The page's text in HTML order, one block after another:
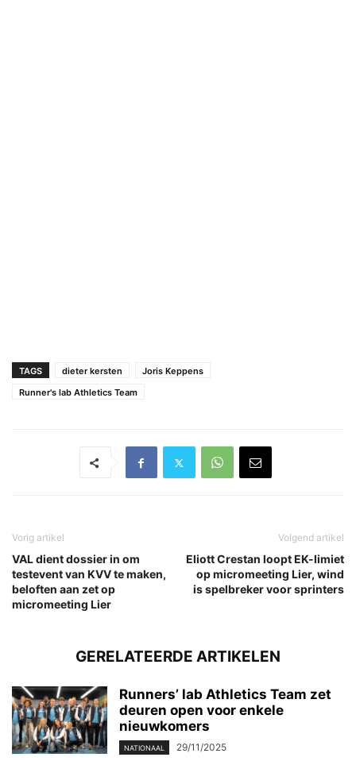
TAGS dieter kersten
Joris Keppens
Runner's lab Athletics Team
Vorig artikel
VAL dient dossier in om
testevent van KVV te maken,
beloften aan zet op
micromeeting Lier
Volgend artikel
Eliott Crestan loopt EK-limiet
op micromeeting Lier, wind
is spelbreker voor sprinters
GERELATEERDE ARTIKELEN
Runners’ lab Athletics Team zet
deuren open voor enkele
nieuwkomers
NATIONAAL 29/11/2025